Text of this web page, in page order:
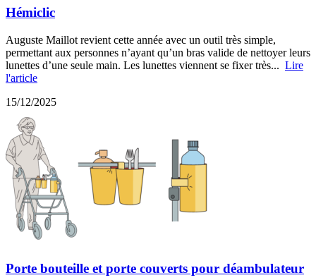
Hémiclic
Auguste Maillot revient cette année avec un outil très simple,
permettant aux personnes n’ayant qu’un bras valide de nettoyer leurs
lunettes d’une seule main. Les lunettes viennent se fixer très... Lire
l'article
15/12/2025
Porte bouteille et porte couverts pour déambulateur